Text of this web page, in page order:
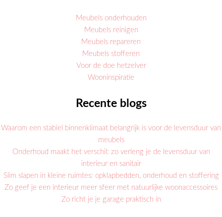
Meubels onderhouden
Meubels reinigen
Meubels repareren
Meubels stofferen
Voor de doe hetzelver
Wooninspiratie
Recente blogs
Waarom een stabiel binnenklimaat belangrijk is voor de levensduur van
meubels
Onderhoud maakt het verschil: zo verleng je de levensduur van
interieur en sanitair
Slim slapen in kleine ruimtes: opklapbedden, onderhoud en stoffering
Zo geef je een interieur meer sfeer met natuurlijke woonaccessoires
Zo richt je je garage praktisch in